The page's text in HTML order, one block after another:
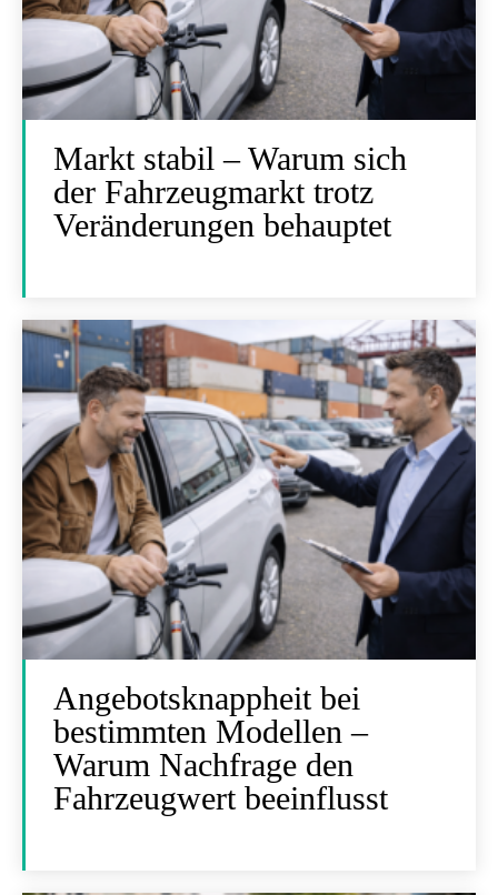
Markt stabil – Warum sich
der Fahrzeugmarkt trotz
Veränderungen behauptet
Angebotsknappheit bei
bestimmten Modellen –
Warum Nachfrage den
Fahrzeugwert beeinflusst